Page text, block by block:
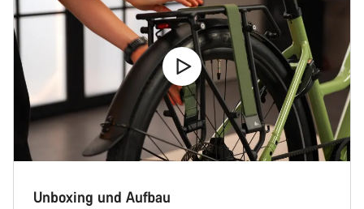
Unboxing und Aufbau